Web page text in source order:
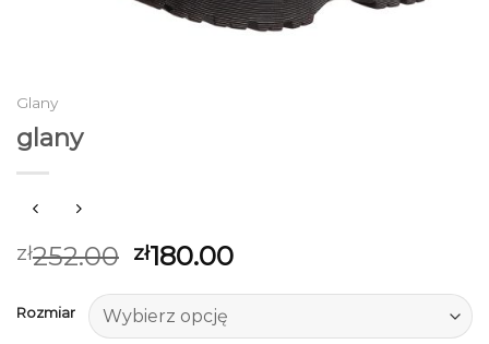
Glany
glany
zł252.00 zł180.00
Rozmiar